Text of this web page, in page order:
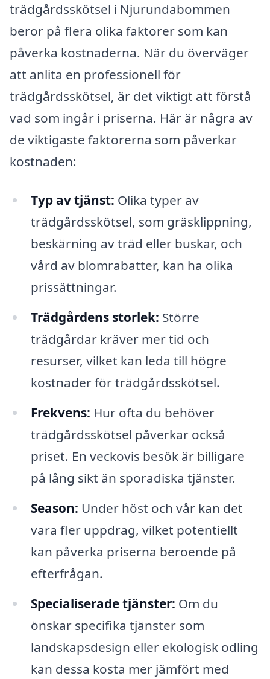
trädgårdsskötsel i Njurundabommen
beror på flera olika faktorer som kan
påverka kostnaderna. När du överväger
att anlita en professionell för
trädgårdsskötsel, är det viktigt att förstå
vad som ingår i priserna. Här är några av
de viktigaste faktorerna som påverkar
kostnaden:
Typ av tjänst: Olika typer av
trädgårdsskötsel, som gräsklippning,
beskärning av träd eller buskar, och
vård av blomrabatter, kan ha olika
prissättningar.
Trädgårdens storlek: Större
trädgårdar kräver mer tid och
resurser, vilket kan leda till högre
kostnader för trädgårdsskötsel.
Frekvens: Hur ofta du behöver
trädgårdsskötsel påverkar också
priset. En veckovis besök är billigare
på lång sikt än sporadiska tjänster.
Season: Under höst och vår kan det
vara fler uppdrag, vilket potentiellt
kan påverka priserna beroende på
efterfrågan.
Specialiserade tjänster: Om du
önskar specifika tjänster som
landskapsdesign eller ekologisk odling
kan dessa kosta mer jämfört med